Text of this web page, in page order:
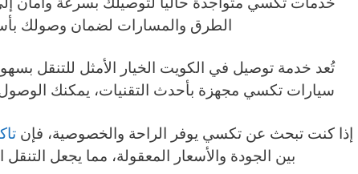
الطرق والمسارات لضمان وصولك
تُعد خدمة توصيل في الكويت الخيار الأمثل للتنقل
سيارات تكسي مجهزة بأحدث التقنيات، يمكنك
إذا كنت تبحث عن تكسي يوفر الراحة والخصوصية، فإن
بين الجودة والأسعار المعقولة، مما يجعل